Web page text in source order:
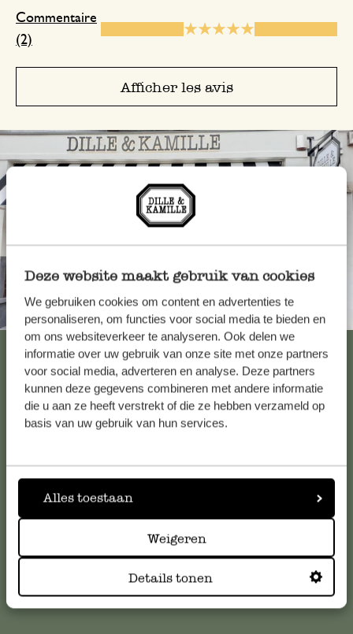
Deze website maakt gebruik van cookies
We gebruiken cookies om content en advertenties te
personaliseren, om functies voor social media te bieden en
om ons websiteverkeer te analyseren. Ook delen we
informatie over uw gebruik van onze site met onze partners
voor social media, adverteren en analyse. Deze partners
kunnen deze gegevens combineren met andere informatie
die u aan ze heeft verstrekt of die ze hebben verzameld op
basis van uw gebruik van hun services.
Alles toestaan
Weigeren
Details tonen
Commentaire
(2)
Afficher les avis
Toujours à proximité
Voir les 62 magasins
Service clientèle
veuillez contacter notre service clientèle. Ou retrouvez ici
nos réponses auxquestions les plus fréquemment posées
serviceclientele@dille-kamille.com